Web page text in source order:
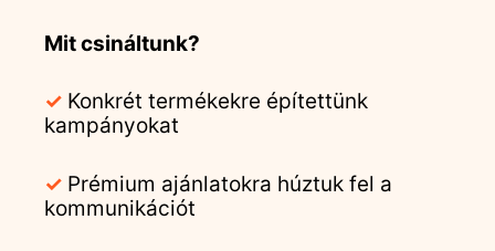
Mit csináltunk?
✓ Konkrét termékekre építettünk
kampányokat
✓ Prémium ajánlatokra húztuk fel a
kommunikációt